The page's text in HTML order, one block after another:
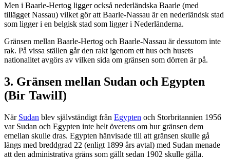
Men i Baarle-Hertog ligger också nederländska Baarle (med
tillägget Nassau) vilket gör att Baarle-Nassau är en nederländsk stad
som ligger i en belgisk stad som ligger i Nederländerna.
Gränsen mellan Baarle-Hertog och Baarle-Nassau är dessutom inte
rak. På vissa ställen går den rakt igenom ett hus och husets
nationalitet avgörs av vilken sida om gränsen som dörren är på.
3. Gränsen mellan Sudan och Egypten
(Bir TawilI)
När Sudan blev självständigt från Egypten och Storbritannien 1956
var Sudan och Egypten inte helt överens om hur gränsen dem
emellan skulle dras. Egypten hänvisade till att gränsen skulle gå
längs med breddgrad 22 (enligt 1899 års avtal) med Sudan menade
att den administrativa gräns som gällt sedan 1902 skulle gälla.